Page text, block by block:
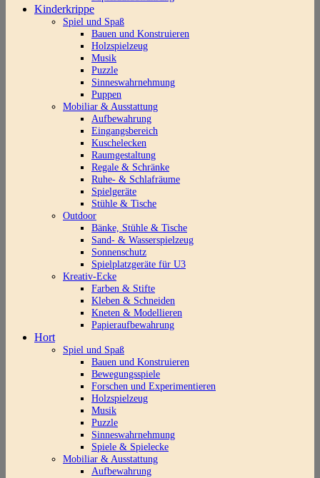
Kinderkrippe
Spiel und Spaß
Bauen und Konstruieren
Holzspielzeug
Musik
Puzzle
Sinneswahrnehmung
Puppen
Mobiliar & Ausstattung
Aufbewahrung
Eingangsbereich
Kuschelecken
Raumgestaltung
Regale & Schränke
Ruhe- & Schlafräume
Spielgeräte
Stühle & Tische
Outdoor
Bänke, Stühle & Tische
Sand- & Wasserspielzeug
Sonnenschutz
Spielplatzgeräte für U3
Kreativ-Ecke
Farben & Stifte
Kleben & Schneiden
Kneten & Modellieren
Papieraufbewahrung
Hort
Spiel und Spaß
Bauen und Konstruieren
Bewegungsspiele
Forschen und Experimentieren
Holzspielzeug
Musik
Puzzle
Sinneswahrnehmung
Spiele & Spielecke
Mobiliar & Ausstattung
Aufbewahrung